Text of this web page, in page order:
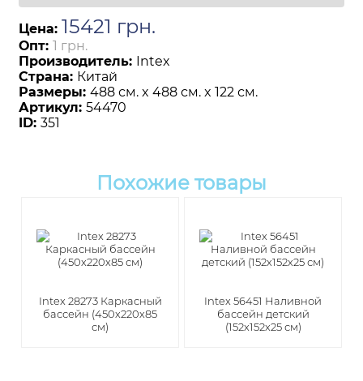
Цена: 15421 грн.
Опт: 1 грн.
Производитель: Intex
Страна: Китай
Размеры: 488 см. x 488 см. x 122 см.
Артикул: 54470
ID: 351
Похожие товары
Intex 28273 Каркасный
бассейн (450х220х85
см)
Intex 56451 Наливной
бассейн детский
(152х152х25 см)